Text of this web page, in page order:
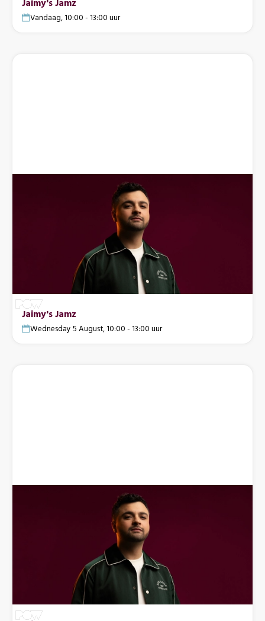
Jaimy's Jamz
Vandaag, 10:00 - 13:00 uur
Jaimy's Jamz
Wednesday 5 August, 10:00 - 13:00 uur